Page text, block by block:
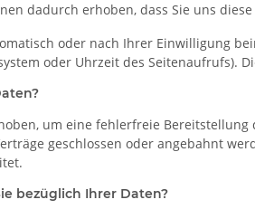
dadurch erhoben, dass Sie uns
oder nach Ihrer Einwilligung
oder Uhrzeit des Seitenaufrufs).
um eine fehlerfreie
geschlossen oder angebahnt
bezüglich Ihrer Daten?